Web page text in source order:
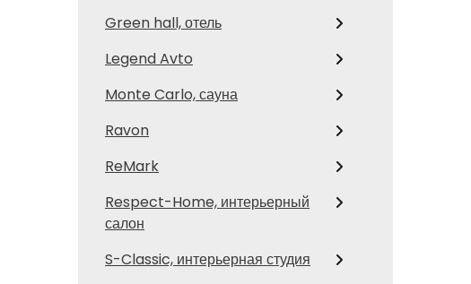
Green hall, отель
Legend Avto
Monte Carlo, сауна
Ravon
ReMark
Respect-Home, интерьерный
салон
S-Classic, интерьерная студия